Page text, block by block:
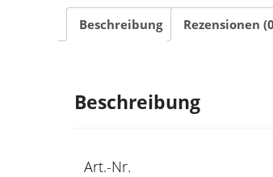
Beschreibung Rezensionen
Beschreibung
Art.-Nr.